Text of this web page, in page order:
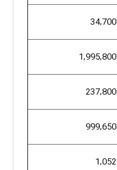
34,700
1,995,800
237,800
999,650
1,052